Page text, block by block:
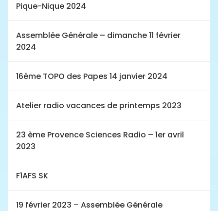
Pique-Nique 2024
Assemblée Générale – dimanche 11 février
2024
16ème TOPO des Papes 14 janvier 2024
Atelier radio vacances de printemps 2023
23 ème Provence Sciences Radio – 1er avril
2023
F1AFS SK
19 février 2023 – Assemblée Générale